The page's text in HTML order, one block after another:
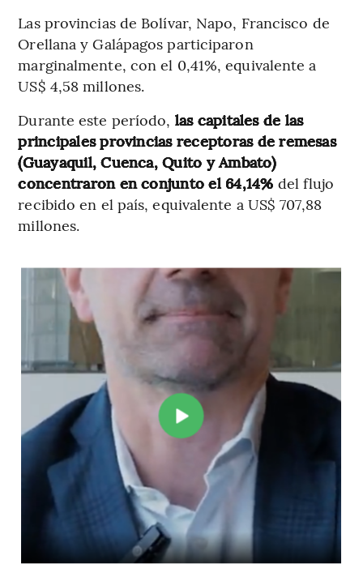
Las provincias de Bolívar, Napo, Francisco de
Orellana y Galápagos participaron
marginalmente, con el 0,41%, equivalente a
US$ 4,58 millones.
Durante este período, las capitales de las
principales provincias receptoras de remesas
(Guayaquil, Cuenca, Quito y Ambato)
concentraron en conjunto el 64,14% del flujo
recibido en el país, equivalente a US$ 707,88
millones.